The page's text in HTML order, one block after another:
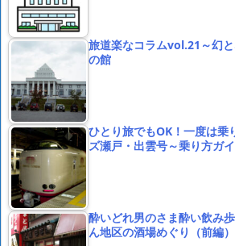
旅道楽なコラムvol.21～幻
の館
ひとり旅でもOK！一度は乗
ズ瀬戸・出雲号～乗り方ガ
酔いどれ男のさま酔い飲み
ん地区の酒場めぐり（前編）